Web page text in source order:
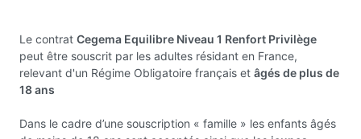
Le contrat Cegema Equilibre Niveau 1 Renfort Privilège
peut être souscrit par les adultes résidant en France,
relevant d'un Régime Obligatoire français et âgés de plus de
18 ans
Dans le cadre d’une souscription « famille » les enfants âgés